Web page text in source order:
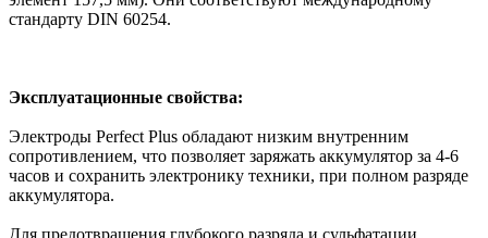
стандарту DIN 60254.
Эксплуатационные свойства:
Электроды Perfect Plus обладают низким внутренним
сопротивлением, что позволяет заряжать аккумулятор за 4-6
часов и сохранить электронику техники, при полном разряде
аккумулятора.
Для предотвращения глубокого разряда и сульфатации